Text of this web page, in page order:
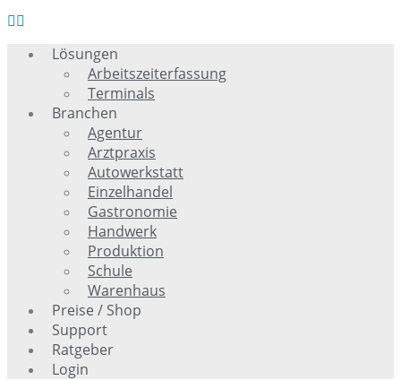
Lösungen
Arbeitszeiterfassung
Terminals
Branchen
Agentur
Arztpraxis
Autowerkstatt
Einzelhandel
Gastronomie
Handwerk
Produktion
Schule
Warenhaus
Preise / Shop
Support
Ratgeber
Login